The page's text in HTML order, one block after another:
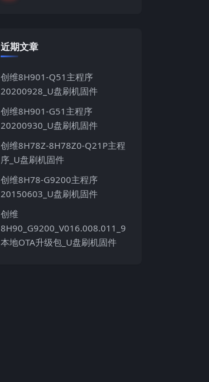
近期文章
创维8H901-Q51主程序
20200928_U盘刷机固件
创维8H901-G51主程序
20200930_U盘刷机固件
创维8H78Z-8H78Z0-Q21P主程
序_U盘刷机固件
创维8H78-G9200主程序
20150603_U盘刷机固件
创维
8H90_G9200_V016.008.011_9
本地OTA升级包_U盘刷机固件